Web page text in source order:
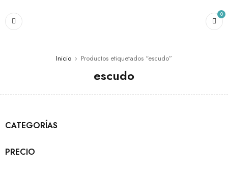
0
Inicio › Productos etiquetados “escudo”
escudo
CATEGORÍAS
PRECIO